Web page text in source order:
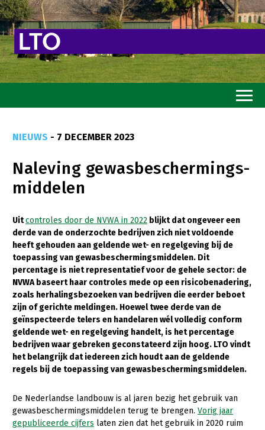
Goed eten
Mooi groen
Sterk ondernemerschap
Transitiepaden
Thema’s
Gezonde planten
Gezonde dieren
Natuur, klimaat en energie
Bodem en water
Platteland en omgeving
Mens, ondernemerschap en onderwijs
Internationaal
NIEUWS - 7 DECEMBER 2023
Naleving gewasbeschermings-
middelen
Uitcontroles door de NVWA in 2022 blijkt dat ongeveer een
derde van de onderzochte bedrijven zich niet voldoende
heeft gehouden aan geldende wet- en regelgeving bij de
toepassing van gewasbeschermingsmiddelen. Dit
percentage is niet representatief voor de gehele sector: de
NVWA baseert haar controles mede op een risicobenadering,
zoals herhalingsbezoeken van bedrijven die eerder beboet
zijn of gerichte meldingen. Hoewel twee derde van de
geïnspecteerde telers en handelaren wél volledig conform
geldende wet- en regelgeving handelt, is het percentage
bedrijven waar gebreken geconstateerd zijn hoog. LTO vindt
het belangrijk dat iedereen zich houdt aan de geldende
regels bij de toepassing van gewasbeschermingsmiddelen.
De Nederlandse landbouw is al jaren bezig het gebruik van
gewasbeschermingsmiddelen terug te brengen. Vorig jaar
gepubliceerde cijfers laten zien dat het gebruik in 2020 ruim